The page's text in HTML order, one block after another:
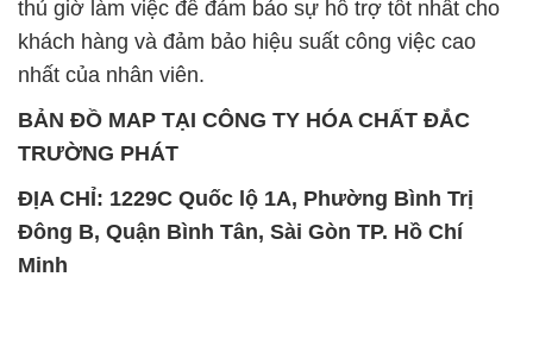
thủ giờ làm việc để đảm bảo sự hỗ trợ tốt nhất cho
khách hàng và đảm bảo hiệu suất công việc cao
nhất của nhân viên.
BẢN ĐỒ MAP TẠI CÔNG TY HÓA CHẤT ĐẮC
TRƯỜNG PHÁT
ĐỊA CHỈ: 1229C Quốc lộ 1A, Phường Bình Trị
Đông B, Quận Bình Tân, Sài Gòn TP. Hồ Chí
Minh